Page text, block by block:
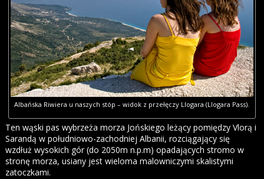
Albańska Riwiera u naszych stóp – widok z przełęczy Llogara (Llogara Pass).
Ten wąski pas wybrzeża morza Jońskiego leżący pomiędzy Vlorą i
Sarandą w południowo-zachodniej Albanii, rozciągający się
wzdłuż wysokich gór (do 2050m n.p.m) opadających stromo w
stronę morza, usiany jest wieloma malowniczymi skalistymi
zatoczkami.